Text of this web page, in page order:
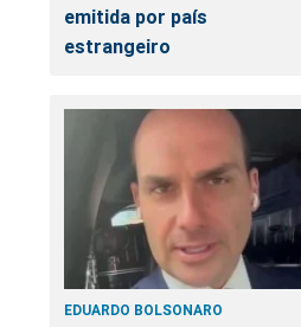
emitida por país
estrangeiro
EDUARDO BOLSONARO